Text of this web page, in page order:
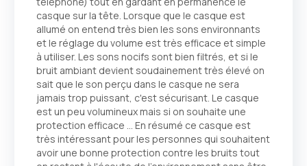
casque sur la tête. Lorsque que le casque est
allumé on entend très bien les sons environnants
et le réglage du volume est très efficace et simple
à utiliser. Les sons nocifs sont bien filtrés, et si le
bruit ambiant devient soudainement très élevé on
sait que le son perçu dans le casque ne sera
jamais trop puissant, c'est sécurisant. Le casque
est un peu volumineux mais si on souhaite une
protection efficace ... En résumé ce casque est
très intéressant pour les personnes qui souhaitent
avoir une bonne protection contre les bruits tout